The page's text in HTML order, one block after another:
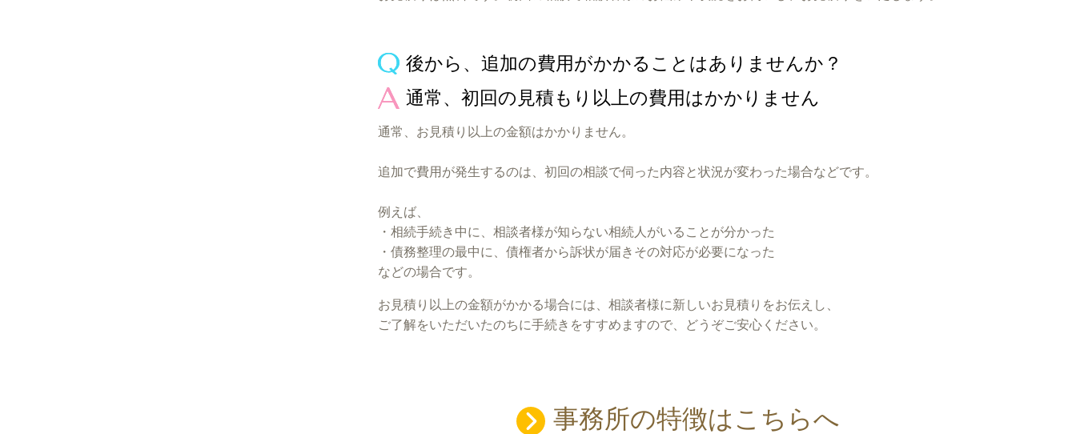
後から、追加の費用がかかることはありませんか？
通常、初回の見積もり以上の費用はかかりません
通常、お見積り以上の金額はかかりません。
追加で費用が発生するのは、初回の相談で伺った内容と状況が変わった場合などです。
例えば、
・相続手続き中に、相談者様が知らない相続人がいることが分かった
・債務整理の最中に、債権者から訴状が届きその対応が必要になった
などの場合です。
お見積り以上の金額がかかる場合には、相談者様に新しいお見積りをお伝えし、
ご了解をいただいたのちに手続きをすすめますので、どうぞご安心ください。
事務所の特徴はこちらへ